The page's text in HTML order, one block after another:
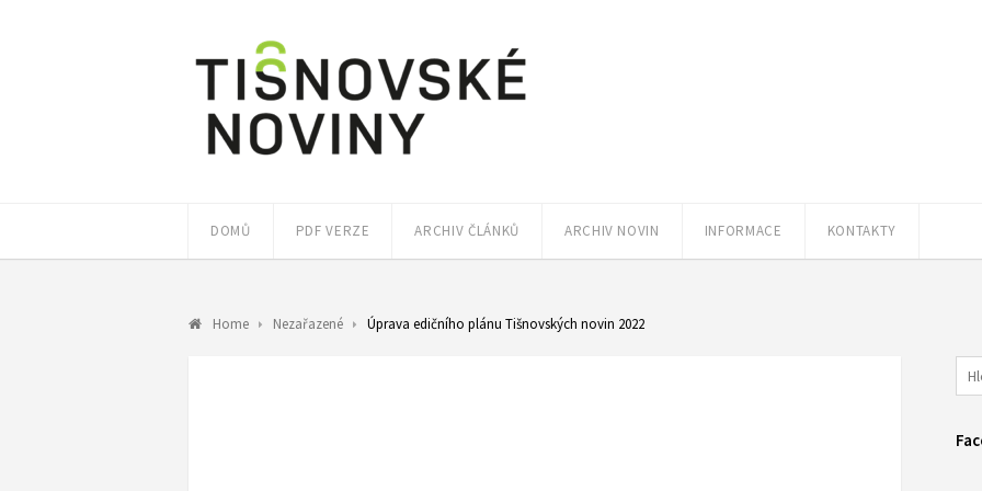
DOMŮ PDF VERZE ARCHIV ČLÁNKŮ ARCHIV NOVIN INFORMACE KONTAKTY
Home Nezařazené Úprava edičního plánu Tišnovských novin 2022